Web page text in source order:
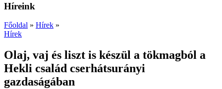
Híreink
Főoldal » Hírek »
Hírek
Olaj, vaj és liszt is készül a tökmagból a
Hekli család cserhátsurányi
gazdaságában